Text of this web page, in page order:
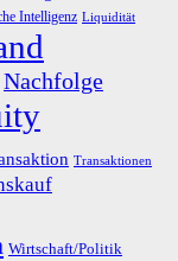
Intelligenz Liquidität
Nachfolge
Transaktionen
Wirtschaft/Politik